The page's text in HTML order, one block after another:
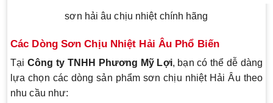
sơn hải âu chịu nhiệt chính hãng
Các Dòng Sơn Chịu Nhiệt Hải Âu Phổ Biến
Tại Công ty TNHH Phương Mỹ Lợi, bạn có thể dễ dàng
lựa chọn các dòng sản phẩm sơn chịu nhiệt Hải Âu theo
nhu cầu như: